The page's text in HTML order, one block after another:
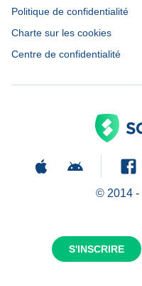
S'INSCRIRE
Politique de confidentialité
Charte sur les cookies
Centre de confidentialité
© 2014 -